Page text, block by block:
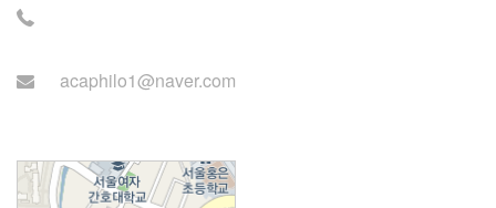
acaphilo1@naver.com